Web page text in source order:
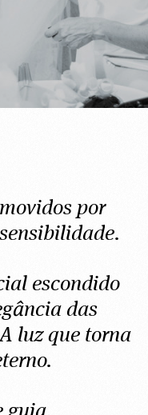
por
escondido
das
luz que torna